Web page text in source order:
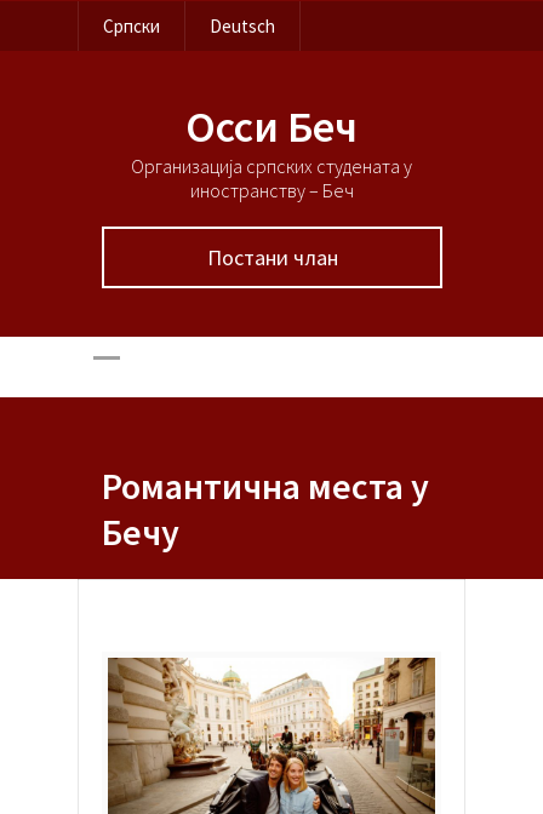
Српски Deutsch
Осси Беч
Организација српских студената у
иностранству – Беч
Постани члан
Романтична места у
Бечу